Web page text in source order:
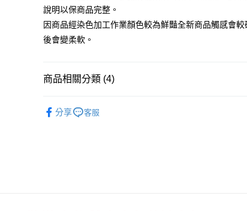
說明以保商品完整。
因商品經染色加工作業顏色較為鮮豔全新商品觸感會較
後會變柔軟。
商品相關分類 (4)
分享 客服